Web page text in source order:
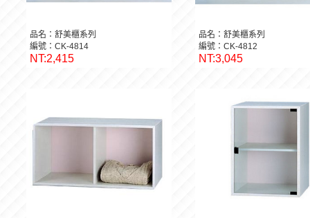
品名：舒美櫃系列
編號：CK-4814
NT:2,415
品名：舒美櫃系列
編號：CK-4812
NT:3,045